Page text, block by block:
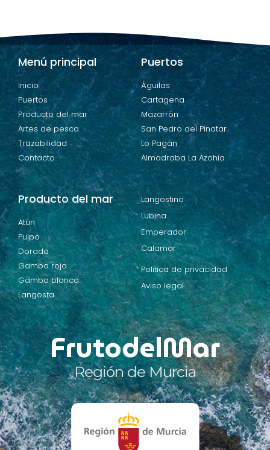
Menú principal
Inicio
Puertos
Producto del mar
Artes de pesca
Trazabilidad
Contacto
Puertos
Águilas
Cartagena
Mazarrón
San Pedro del Pinatar
Lo Pagán
Almadraba La Azohía
Producto del mar
Atún
Pulpo
Dorada
Gamba roja
Gamba blanca
Langosta
Langostino
Lubina
Emperador
Calamar
Política de privacidad
Aviso legal
FrutodelMar
Región de Murcia